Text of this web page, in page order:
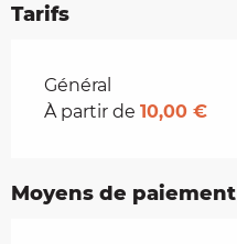
Tarifs
Tarifs 2026
Général
À partir de 10,00 €
Moyens de paiement